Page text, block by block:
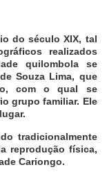
do século XIX, tal
realizados
quilombola se
Souza Lima, que
com o qual se
grupo familiar. Ele
tradicionalmente
reprodução física,
Cariongo.